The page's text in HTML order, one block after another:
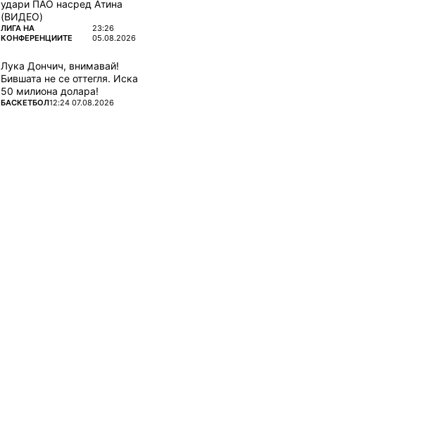
удари ПАО насред Атина
(ВИДЕО)
ПОВЕЧЕ ОТ
ЛИГА НА
КОНФЕРЕНЦИИТЕ
23:26
05.08.2026
Лука Дончич, внимавай!
Бившата не се оттегля. Иска
50 милиона долара!
ПОВЕЧЕ ОТ
БАСКЕТБОЛ12:24 07.08.2026